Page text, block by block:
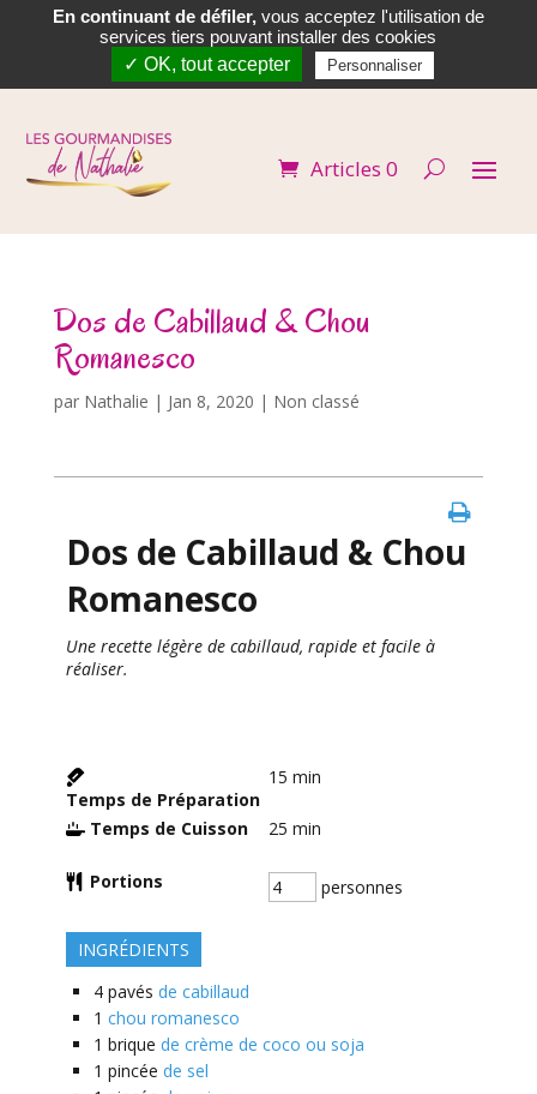
 
Articles 0
Dos de Cabillaud & Chou
Romanesco
par Nathalie | Jan 8, 2020 | Non classé
Dos de Cabillaud & Chou
Romanesco
Une recette légère de cabillaud, rapide et facile à
réaliser.
Temps de Préparation
15 min
Temps de Cuisson 25 min
Portions personnes
INGRÉDIENTS
4 pavés de cabillaud
1 chou romanesco
1 brique de crème de coco ou soja
1 pincée de sel
En continuant de défiler,vous acceptez l'utilisation de
services tiers pouvant installer des cookies
✓ OK, tout accepter
Personnaliser